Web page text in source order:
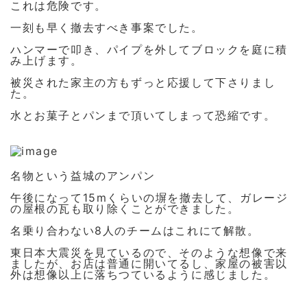
これは危険です。
一刻も早く撤去すべき事案でした。
ハンマーで叩き、パイプを外してブロックを庭に積
み上げます。
被災された家主の方もずっと応援して下さりまし
た。
水とお菓子とパンまで頂いてしまって恐縮です。
名物という益城のアンパン
午後になって15mくらいの塀を撤去して、ガレージ
の屋根の瓦も取り除くことができました。
名乗り合わない8人のチームはこれにて解散。
東日本大震災を見ているので、そのような想像で来
ましたが、お店は普通に開いてるし、家屋の被害以
外は想像以上に落ちつているように感じました。